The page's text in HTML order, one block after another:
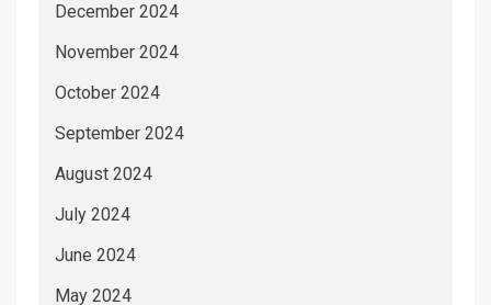
December 2024
November 2024
October 2024
September 2024
August 2024
July 2024
June 2024
May 2024